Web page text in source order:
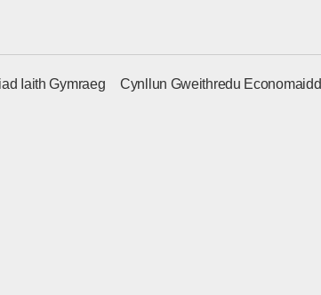
Iaith Gymraeg Cynllun Gweithredu Economaidd